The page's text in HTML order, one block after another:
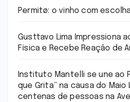
Permitø: o vinho com
Gusttavo Lima Impressiona
Física e Recebe Reação de
Instituto Mantelli se une ao
que Grita” na causa do Maio
centenas de pessoas na